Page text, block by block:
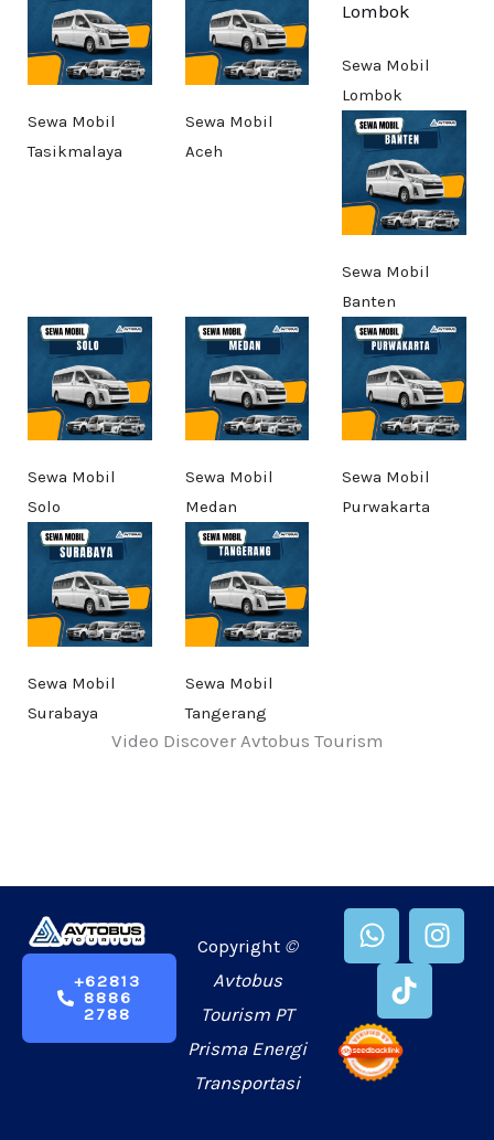
Sewa Mobil
Tasikmalaya
Sewa Mobil
Aceh
Sewa Mobil
Lombok
Sewa Mobil
Banten
Sewa Mobil
Solo
Sewa Mobil
Medan
Sewa Mobil
Purwakarta
Sewa Mobil
Surabaya
Sewa Mobil
Tangerang
Video Discover Avtobus Tourism
+62813
8886
2788
Copyright ©
Avtobus
Tourism PT
Prisma Energi
Transportasi
W
h
a
s
a
p
I
n
T
k
t
k